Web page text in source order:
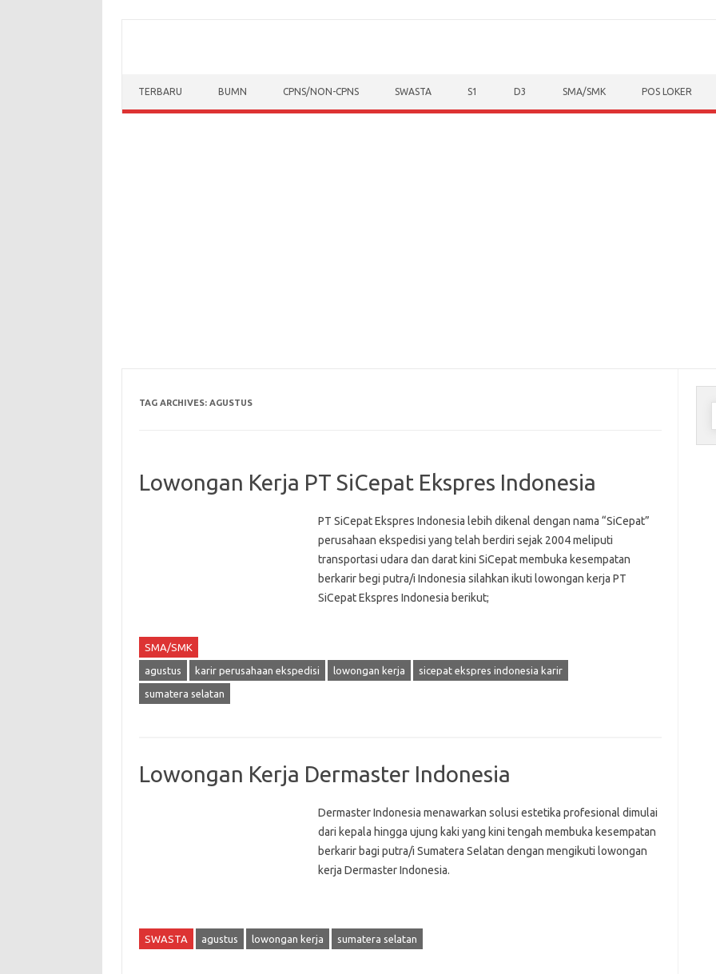
TERBARU BUMN CPNS/NON-CPNS SWASTA S1 D3 SMA/SMK POS LOKER
TAG ARCHIVES: AGUSTUS
Lowongan Kerja PT SiCepat Ekspres Indonesia
PT SiCepat Ekspres Indonesia lebih dikenal dengan nama “SiCepat”
perusahaan ekspedisi yang telah berdiri sejak 2004 meliputi
transportasi udara dan darat kini SiCepat membuka kesempatan
berkarir begi putra/i Indonesia silahkan ikuti lowongan kerja PT
SiCepat Ekspres Indonesia berikut;
SMA/SMK
agustus karir perusahaan ekspedisi lowongan kerja sicepat ekspres indonesia karir
sumatera selatan
Lowongan Kerja Dermaster Indonesia
Dermaster Indonesia menawarkan solusi estetika profesional dimulai
dari kepala hingga ujung kaki yang kini tengah membuka kesempatan
berkarir bagi putra/i Sumatera Selatan dengan mengikuti lowongan
kerja Dermaster Indonesia.
SWASTA agustus lowongan kerja sumatera selatan